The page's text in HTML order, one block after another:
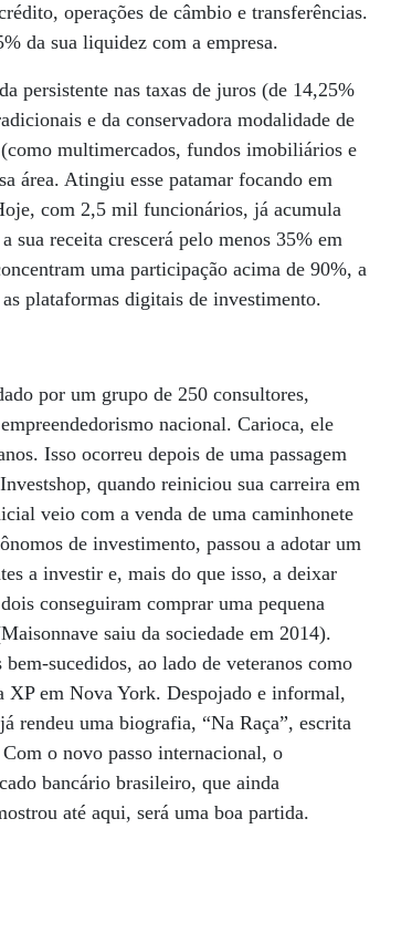
operações de câmbio e transferências.
da sua liquidez com a empresa.
persistente nas taxas de juros (de 14,25%
e da conservadora modalidade de
multimercados, fundos imobiliários e
área. Atingiu esse patamar focando em
com 2,5 mil funcionários, já acumula
sua receita crescerá pelo menos 35% em
uma participação acima de 90%, a
plataformas digitais de investimento.
por um grupo de 250 consultores,
nacional. Carioca, ele
Isso ocorreu depois de uma passagem
quando reiniciou sua carreira em
veio com a venda de uma caminhonete
de investimento, passou a adotar um
a investir e, mais do que isso, a deixar
conseguiram comprar uma pequena
saiu da sociedade em 2014).
sucedidos, ao lado de veteranos como
em Nova York. Despojado e informal,
rendeu uma biografia, “Na Raça”, escrita
o novo passo internacional, o
bancário brasileiro, que ainda
até aqui, será uma boa partida.